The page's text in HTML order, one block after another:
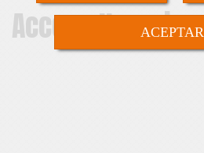
ACEPTAR
Acceso Usuarios